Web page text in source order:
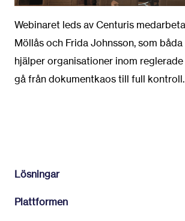
Webinaret leds av Centuris
Möllås och Frida Johnsson, som
hjälper organisationer inom
gå från dokumentkaos till full kontroll.
Lösningar
Plattformen